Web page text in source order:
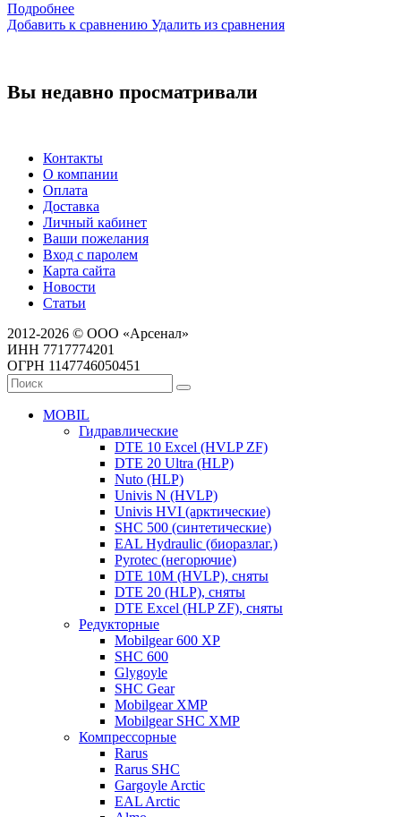
Подробнее
Добавить к сравнению Удалить из сравнения
Вы недавно просматривали
Контакты
О компании
Оплата
Доставка
Личный кабинет
Ваши пожелания
Вход с паролем
Карта сайта
Новости
Статьи
2012-2026 © ООО «Арсенал»
ИНН 7717774201
ОГРН 1147746050451
MOBIL
Гидравлические
DTE 10 Excel (HVLP ZF)
DTE 20 Ultra (HLP)
Nuto (HLP)
Univis N (HVLP)
Univis HVI (арктические)
SHC 500 (синтетические)
EAL Hydraulic (биоразлаг.)
Pyrotec (негорючие)
DTE 10M (HVLP), сняты
DTE 20 (HLP), сняты
DTE Excel (HLP ZF), сняты
Редукторные
Mobilgear 600 XP
SHC 600
Glygoyle
SHC Gear
Mobilgear XMP
Mobilgear SHC XMP
Компрессорные
Rarus
Rarus SHC
Gargoyle Arctic
EAL Arctic